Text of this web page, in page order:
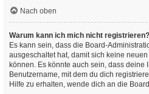
Nach oben
Warum kann ich mich nicht registrieren?
Es kann sein, dass die Board-
ausgeschaltet hat, damit sich keine
können. Es könnte auch sein, dass deine
Benutzername, mit dem du dich
Hilfe zu erhalten, wende dich an die